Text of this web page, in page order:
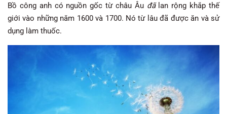
Bồ công anh có nguồn gốc từ châu Âu đãlan rộng khắp thế
giới vào những năm 1600 và 1700. Nó từ lâu đã được ăn và sử
dụng làm thuốc.